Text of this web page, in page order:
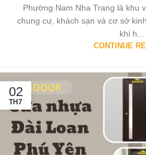
Phường Nam Nha Trang là khu
chung cư, khách sạn và cơ sở
khi h...
CONTINUE
02
TH7